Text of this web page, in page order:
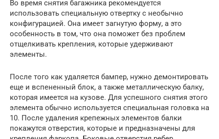
Во время снятия багажника рекомендуется
использовать специальную отвертку с необычно
конфигурацией. Она имеет загнутую форму, а это
особенность в том, что она поможет без проблем
отщелкивать крепления, которые удерживают
элементы.
После того как удаляется бампер, нужно демонтировать
еще и вспененный блок, а также металлическую балку,
которая имеется на кузове. Для успешного снятия этого
элемента обычно используется специальная головка на
10. После удаления крепежных элементов балки
покажутся отверстия, которые и предназначены для